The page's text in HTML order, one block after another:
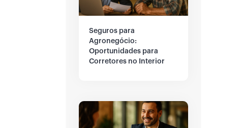
Seguros para
Agronegócio:
Oportunidades para
Corretores no Interior